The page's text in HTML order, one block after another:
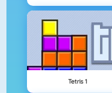
Tetris 1